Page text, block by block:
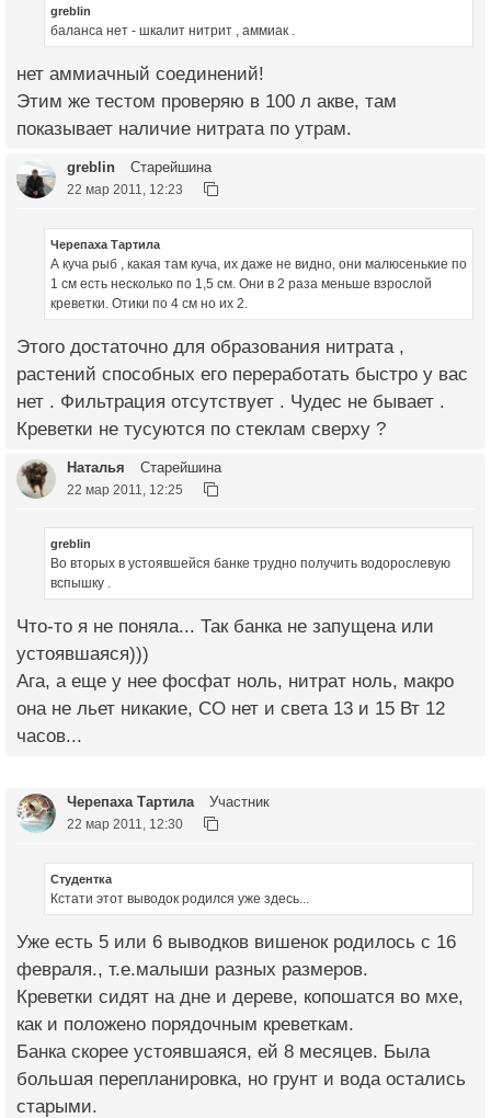
greblin
баланса нет - шкалит нитрит , аммиак .
нет аммиачный соединений!
Этим же тестом проверяю в 100 л акве, там
показывает наличие нитрата по утрам.
greblin Старейшина
22 мар 2011, 12:23
Черепаха Тартила
А куча рыб , какая там куча, их даже не видно, они малюсенькие по
1 см есть несколько по 1,5 см. Они в 2 раза меньше взрослой
креветки. Отики по 4 см но их 2.
Этого достаточно для образования нитрата ,
растений способных его переработать быстро у вас
нет . Фильтрация отсутствует . Чудес не бывает .
Креветки не тусуются по стеклам сверху ?
Наталья Старейшина
22 мар 2011, 12:25
greblin
Во вторых в устоявшейся банке трудно получить водорослевую
вспышку .
Что-то я не поняла... Так банка не запущена или
устоявшаяся)))
Ага, а еще у нее фосфат ноль, нитрат ноль, макро
она не льет никакие, СО нет и света 13 и 15 Вт 12
часов...
Черепаха Тартила Участник
22 мар 2011, 12:30
Студентка
Кстати этот выводок родился уже здесь...
Уже есть 5 или 6 выводков вишенок родилось с 16
февраля., т.е.малыши разных размеров.
Креветки сидят на дне и дереве, копошатся во мхе,
как и положено порядочным креветкам.
Банка скорее устоявшаяся, ей 8 месяцев. Была
большая перепланировка, но грунт и вода остались
старыми.